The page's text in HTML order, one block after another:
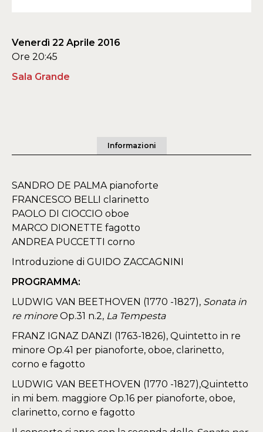
Venerdì 22 Aprile 2016
Ore 20:45
Sala Grande
Informazioni
SANDRO DE PALMA pianoforte
FRANCESCO BELLI clarinetto
PAOLO DI CIOCCIO oboe
MARCO DIONETTE fagotto
ANDREA PUCCETTI corno
Introduzione di GUIDO ZACCAGNINI
PROGRAMMA:
LUDWIG VAN BEETHOVEN (1770 -1827), Sonata in
re minoreOp.31 n.2, La Tempesta
FRANZ IGNAZ DANZI (1763-1826), Quintetto in re
minore Op.41 per pianoforte, oboe, clarinetto,
corno e fagotto
LUDWIG VAN BEETHOVEN (1770 -1827),Quintetto
in mi bem. maggiore Op.16 per pianoforte, oboe,
clarinetto, corno e fagotto